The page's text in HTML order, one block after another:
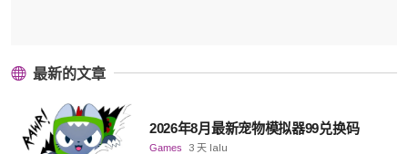
最新的文章
2026年8月最新宠物模拟器99兑换码
Games 3 天 lalu